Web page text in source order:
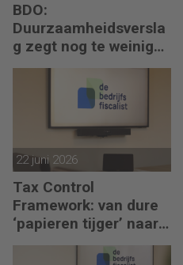
BDO:
Duurzaamheidsversla
g zegt nog te weinig
over waarde en risico’s
22 juni 2026
Tax Control
Framework: van dure
‘papieren tijger’ naar
digitaal stuurmiddel